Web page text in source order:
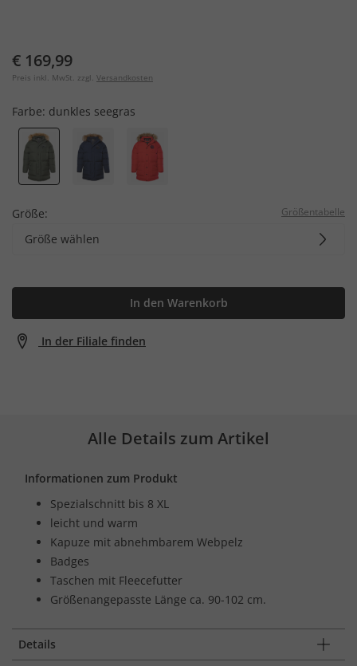
€ 169,99
Preis inkl. MwSt. zzgl. Versandkosten
Farbe: dunkles seegras
Größe: Größentabelle
Größe wählen
In den Warenkorb
In der Filiale finden
Alle Details zum Artikel
Informationen zum Produkt
Spezialschnitt bis 8 XL
leicht und warm
Kapuze mit abnehmbarem Webpelz
Badges
Taschen mit Fleecefutter
Größenangepasste Länge ca. 90-102 cm.
Details